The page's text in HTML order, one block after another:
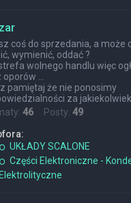
coś do sprzedania, a może
wymienić, oddać ?
wolnego handlu więc
oporów ...
pamiętaj że nie ponosimy
za
46 Posty:49
UKŁADY SCALONE
Części Elektroniczne -
Elektrolityczne